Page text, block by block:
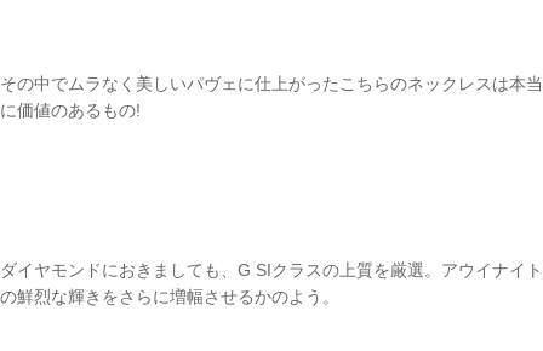
その中でムラなく美しいパヴェに仕上がったこちらのネックレスは本当
に価値のあるもの!
ダイヤモンドにおきましても、G SIクラスの上質を厳選。アウイナイト
の鮮烈な輝きをさらに増幅させるかのよう。